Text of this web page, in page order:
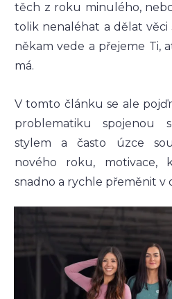
těch z roku minulého,
tolik nenaléhat a dělat věci
někam vede a přejeme Ti,
má.
V tomto článku se ale
problematiku spojenou
stylem a často úzce
nového roku, motivace,
snadno a rychle přeměnit v